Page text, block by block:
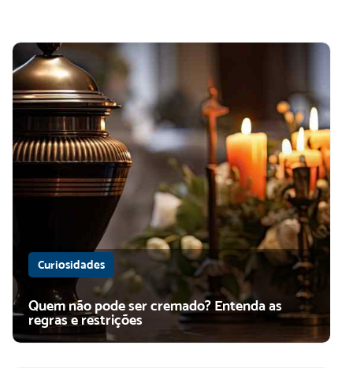
Curiosidades
Quem não pode ser cremado? Entenda as
regras e restrições